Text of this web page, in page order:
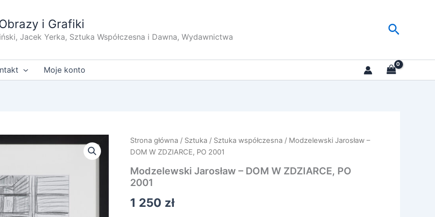
i Grafiki
Jacek Yerka, Sztuka Współczesna i Dawna, Wydawnictwa
Szukaj
Moje konto
Strona główna / Sztuka / Sztuka współczesna / Modzelewski Jarosław –
DOM W ZDZIARCE, PO 2001
Modzelewski Jarosław – DOM W ZDZIARCE, PO
2001
1 250 zł